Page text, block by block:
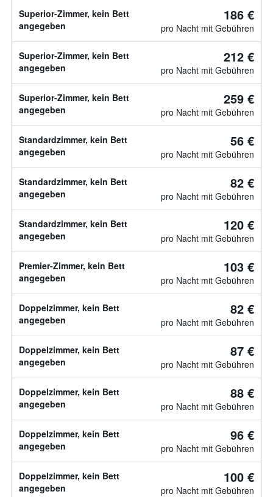
Superior-Zimmer, kein Bett
angegeben
186 €
pro Nacht mit Gebühren
Superior-Zimmer, kein Bett
angegeben
212 €
pro Nacht mit Gebühren
Superior-Zimmer, kein Bett
angegeben
259 €
pro Nacht mit Gebühren
Standardzimmer, kein Bett
angegeben
56 €
pro Nacht mit Gebühren
Standardzimmer, kein Bett
angegeben
82 €
pro Nacht mit Gebühren
Standardzimmer, kein Bett
angegeben
120 €
pro Nacht mit Gebühren
Premier-Zimmer, kein Bett
angegeben
103 €
pro Nacht mit Gebühren
Doppelzimmer, kein Bett
angegeben
82 €
pro Nacht mit Gebühren
Doppelzimmer, kein Bett
angegeben
87 €
pro Nacht mit Gebühren
Doppelzimmer, kein Bett
angegeben
88 €
pro Nacht mit Gebühren
Doppelzimmer, kein Bett
angegeben
96 €
pro Nacht mit Gebühren
Doppelzimmer, kein Bett
angegeben
100 €
pro Nacht mit Gebühren